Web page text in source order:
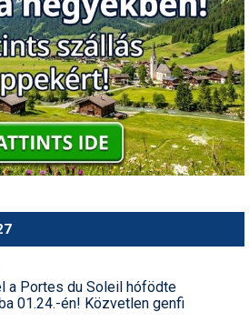
a Portes du Soleil hófödte
01.24.-én! Közvetlen genfi